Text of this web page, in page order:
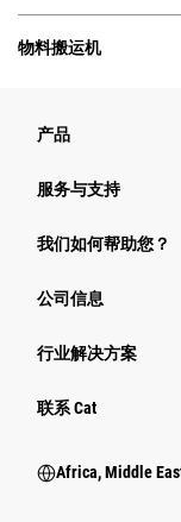
物料搬运机
产品
服务与支持
我们如何帮助您？
公司信息
行业解决方案
行业
联系 Cat
Africa, Middle